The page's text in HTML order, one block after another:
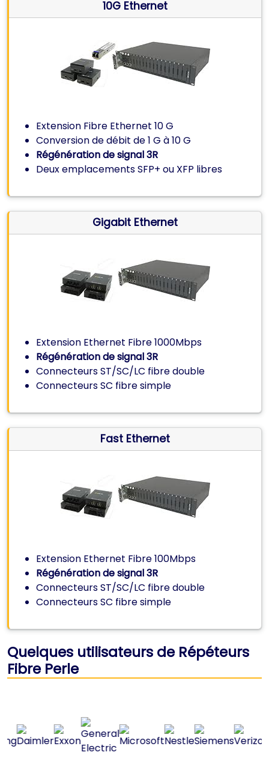
10G Ethernet
Extension Fibre Ethernet 10 G
Conversion de débit de 1 G à 10 G
Régénération de signal 3R
Deux emplacements SFP+ ou XFP libres
Gigabit Ethernet
Extension Ethernet Fibre 1000Mbps
Régénération de signal 3R
Connecteurs ST/SC/LC fibre double
Connecteurs SC fibre simple
Fast Ethernet
Extension Ethernet Fibre 100Mbps
Régénération de signal 3R
Connecteurs ST/SC/LC fibre double
Connecteurs SC fibre simple
Quelques utilisateurs de Répéteurs
Fibre Perle